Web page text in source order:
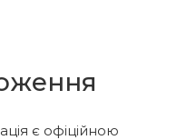
є офіційною